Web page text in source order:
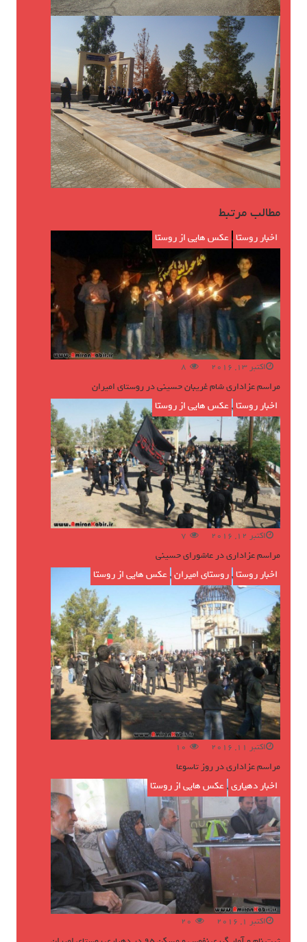
مطالب مرتبط
اخبار روستا ,عکس هایی از روستا
اکتبر 13, 2016 8
مراسم عزاداری شام غریبان حسینی در روستای امیران
اخبار روستا ,عکس هایی از روستا
اکتبر 12, 2016 7
مراسم عزاداری در عاشورای حسینی
اخبار روستا ,روستای امیران,عکس هایی از روستا
اکتبر 11, 2016 10
مراسم عزاداری در روز تاسوعا
اخبار دهیاری,عکس هایی از روستا
اکتبر 1, 2016 20